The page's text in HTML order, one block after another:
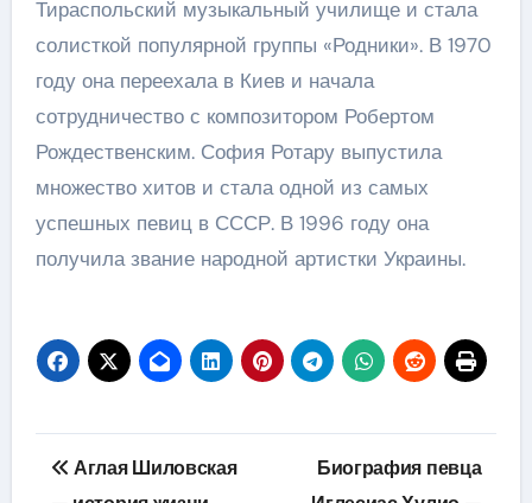
Тираспольский музыкальный училище и стала
солисткой популярной группы «Родники». В 1970
году она переехала в Киев и начала
сотрудничество с композитором Робертом
Рождественским. София Ротару выпустила
множество хитов и стала одной из самых
успешных певиц в СССР. В 1996 году она
получила звание народной артистки Украины.
Навигация
Аглая Шиловская
Биография певца